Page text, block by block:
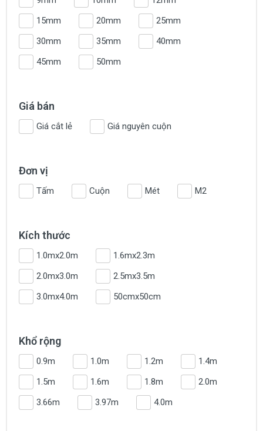
15mm
20mm
25mm
30mm
35mm
40mm
45mm
50mm
Giá bán
Giá cắt lẻ Giá nguyên cuộn
Đơn vị
Tấm Cuộn Mét M2
Kích thước
1.0mx2.0m
1.6mx2.3m
2.0mx3.0m
2.5mx3.5m
3.0mx4.0m
50cmx50cm
Khổ rộng
0.9m 1.0m 1.2m
1.4m
1.5m
1.6m 1.8m
2.0m
3.66m
3.97m 4.0m